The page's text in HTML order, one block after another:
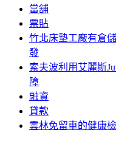
當舖
票貼
竹北床墊工廠有倉
發
索夫波利用艾麗斯
障
融資
貸款
雲林免留車的健康